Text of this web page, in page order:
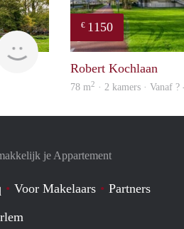
Woning
€ 1150
Robert Kochlaan
78 m2 · 2 kamers · Vanaf
je Appartement
Voor Makelaars
Partners